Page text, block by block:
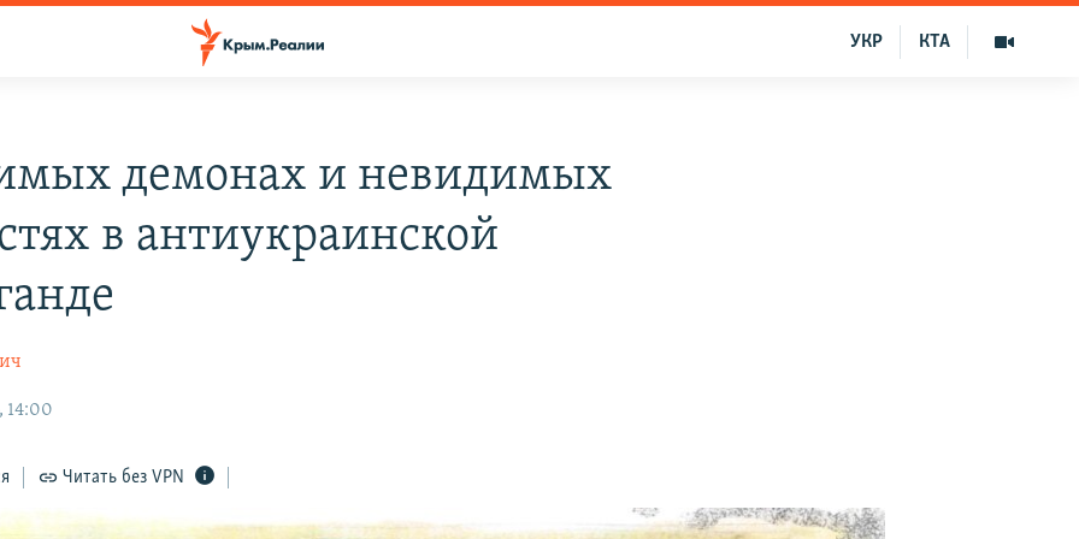
КТА
УКР
демонах и невидимых
в антиукраинской
14:00
Читать без VPN